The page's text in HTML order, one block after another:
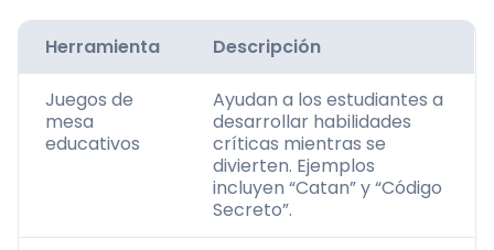
Herramienta Descripción
Juegos de
mesa
educativos
Ayudan a los estudiantes a
desarrollar habilidades
críticas mientras se
divierten. Ejemplos
incluyen “Catan” y “Código
Secreto”.